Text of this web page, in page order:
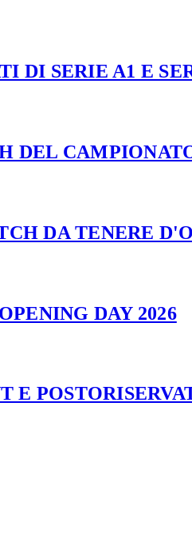
DI SERIE A1 E
DEL
DA TENERE
DAY 2026